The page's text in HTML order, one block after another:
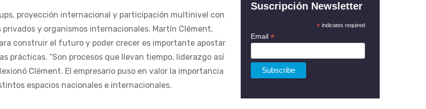
proyección internacional y participación multinivel con
y organismos internacionales. Martín Clément,
construir el futuro y poder crecer es importante apostar
prácticas. “Son procesos que llevan tiempo, liderazgo así
Clément. El empresario puso en valor la importancia
espacios nacionales e internacionales.
Suscripción Newsletter
*indicates required
Email*